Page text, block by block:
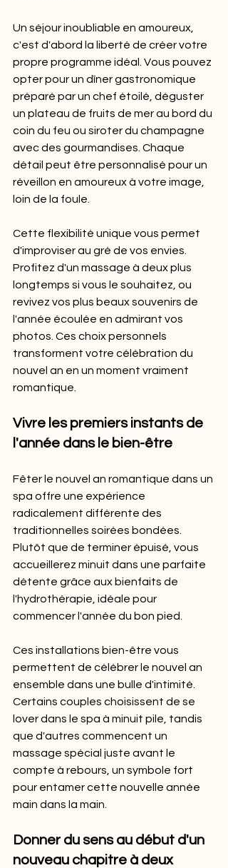
Un séjour inoubliable en amoureux,
c'est d'abord la liberté de créer votre
propre programme idéal. Vous pouvez
opter pour un dîner gastronomique
préparé par un chef étoilé, déguster
un plateau de fruits de mer au bord du
coin du feu ou siroter du champagne
avec des gourmandises. Chaque
détail peut être personnalisé pour un
réveillon en amoureux à votre image,
loin de la foule.
Cette flexibilité unique vous permet
d'improviser au gré de vos envies.
Profitez d'un massage à deux plus
longtemps si vous le souhaitez, ou
revivez vos plus beaux souvenirs de
l'année écoulée en admirant vos
photos. Ces choix personnels
transforment votre célébration du
nouvel an en un moment vraiment
romantique.
Vivre les premiers instants de
l'année dans le bien-être
Fêter le nouvel an romantique dans un
spa offre une expérience
radicalement différente des
traditionnelles soirées bondées.
Plutôt que de terminer épuisé, vous
accueillerez minuit dans une parfaite
détente grâce aux bienfaits de
l'hydrothérapie, idéale pour
commencer l'année du bon pied.
Ces installations bien-être vous
permettent de célébrer le nouvel an
ensemble dans une bulle d'intimité.
Certains couples choisissent de se
lover dans le spa à minuit pile, tandis
que d'autres commencent un
massage spécial juste avant le
compte à rebours, un symbole fort
pour entamer cette nouvelle année
main dans la main.
Donner du sens au début d'un
nouveau chapitre à deux